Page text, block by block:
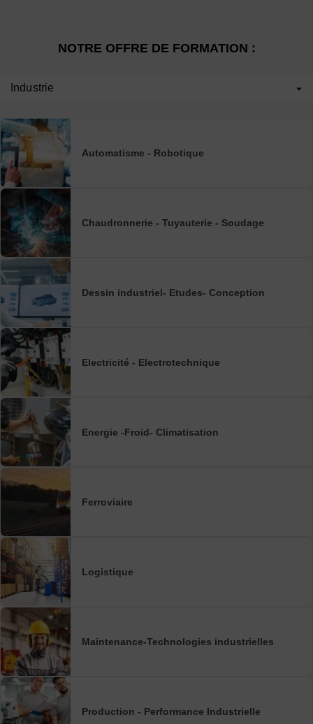
NOTRE OFFRE DE FORMATION :
Industrie
Automatisme - Robotique
Chaudronnerie - Tuyauterie - Soudage
Dessin industriel- Etudes- Conception
Electricité - Electrotechnique
Energie -Froid- Climatisation
Ferroviaire
Logistique
Maintenance-Technologies industrielles
Production - Performance Industrielle